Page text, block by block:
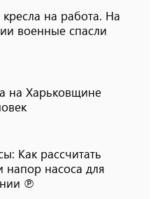
на работа. На
военные спасли
на Харьковщине
Как рассчитать
напор насоса для
℗